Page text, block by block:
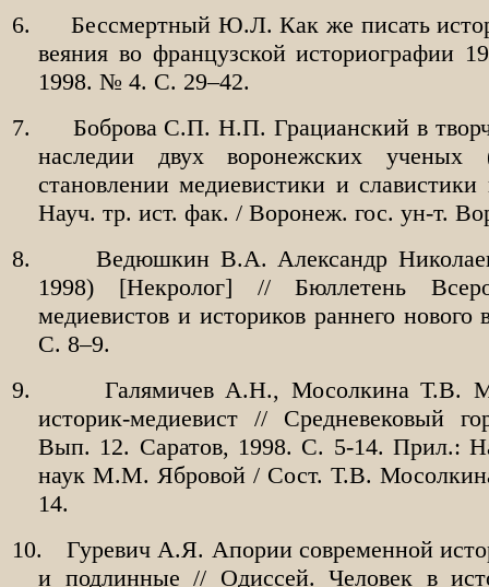
6.
Бессмертный Ю.Л. Как же писать
веяния во французской историографии
1998. № 4. С. 29–42.
7.
Боброва С.П. Н.П. Грацианский в
наследии двух воронежских
становлении медиевистики и
Науч. тр. ист. фак. / Воронеж. гос. ун-т.
8.
Ведюшкин В.А. Александр
1998) [Некролог] // Бюллетень
медиевистов и историков раннего
С. 8–9.
9.
Галямичев А.Н., Мосолкина
историк-медиевист // Средневековый
Вып. 12. Саратов, 1998. С. 5-14. Прил.:
наук М.М. Ябровой / Сост. Т.В.
14.
10.
Гуревич А.Я. Апории современной
и подлинные // Одиссей. Человек в